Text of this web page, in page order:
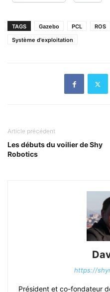
TAGS Gazebo PCL ROS
Système d'exploitation
Article précédent
Les débuts du voilier de Shy
Robotics
https://
Président et co-fondateur